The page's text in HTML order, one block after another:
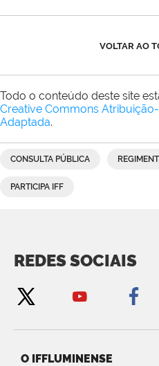
VOLTAR AO
Todo o conteúdo deste site
Creative Commons
Adaptada.
CONSULTA PÚBLICA
PARTICIPA IFF
REDES SOCIAIS
O IFFLUMINENSE